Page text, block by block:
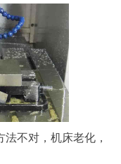
不对，机床老化，